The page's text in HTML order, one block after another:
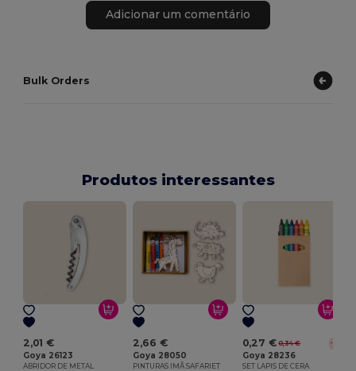
Adicionar um comentário
Bulk Orders
Produtos interessantes
2,01 €
Goya 26123
ABRIDOR DE METAL
2,66 €
Goya 28050
PINTURAS IMÃ SAFARIET
0,27 € 0,34 € -19%
Goya 28236
SET LAPIS DE CERA